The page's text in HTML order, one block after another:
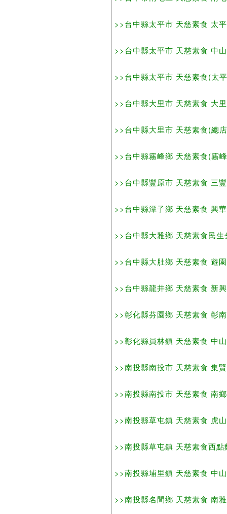
>>台中縣太平市 天慈素食 太
>>台中縣太平市 天慈素食 中
>>台中縣太平市 天慈素食(太
>>台中縣大里市 天慈素食 大
>>台中縣大里市 天慈素食(總
>>台中縣霧峰鄉 天慈素食(霧
>>台中縣豐原市 天慈素食 三
>>台中縣潭子鄉 天慈素食 興
>>台中縣大雅鄉 天慈素食民
>>台中縣大肚鄉 天慈素食 遊
>>台中縣龍井鄉 天慈素食 新
>>彰化縣芬園鄉 天慈素食 彰
>>彰化縣員林鎮 天慈素食 中
>>南投縣南投市 天慈素食 集
>>南投縣南投市 天慈素食 南
>>南投縣草屯鎮 天慈素食 虎
>>南投縣草屯鎮 天慈素食西
>>南投縣埔里鎮 天慈素食 中
>>南投縣名間鄉 天慈素食 南